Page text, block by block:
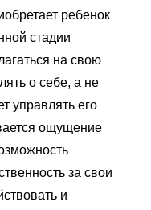
ребенок
стадии
на свою
о себе, а не
управлять его
ощущение
за свои
и